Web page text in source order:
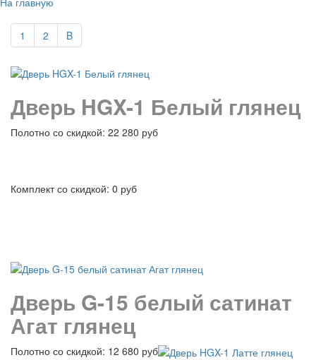
1 2 B
Дверь HGX-1 Белый глянец
Полотно со скидкой: 22 280 руб
Комплект со скидкой: 0 руб
Дверь G-15 белый сатинат
Агат глянец
Полотно со скидкой: 12 680 руб